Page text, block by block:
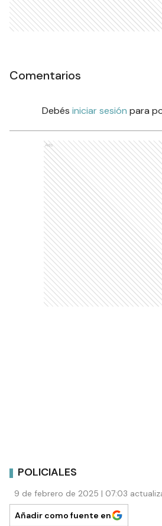
Comentarios
Debés iniciar sesión para
Ads
POLICIALES
9 de febrero de 2025 | 07:03
Añadir como fuente en